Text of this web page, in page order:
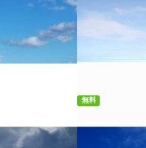
ド
無料